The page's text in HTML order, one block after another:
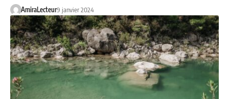
AmiraLecteur9 janvier 2024